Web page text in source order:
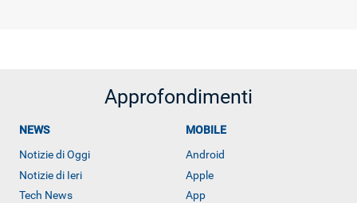
Approfondimenti
NEWS
Notizie di Oggi
Notizie di Ieri
Tech News
MOBILE
Android
Apple
App